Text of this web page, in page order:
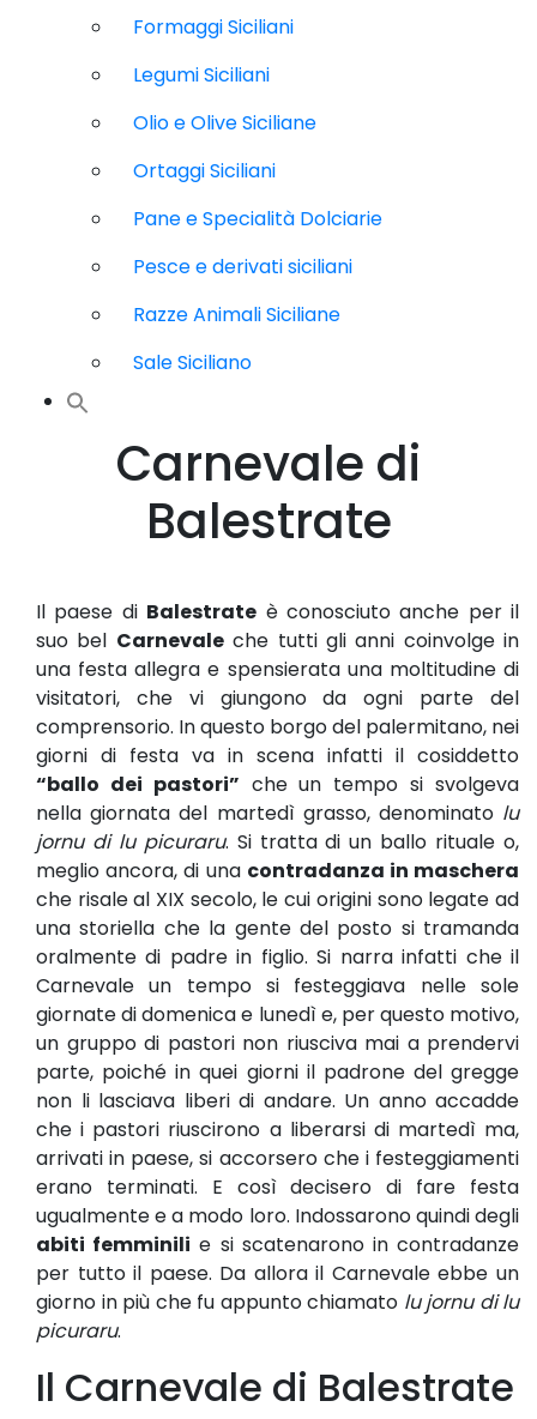
Formaggi Siciliani
Legumi Siciliani
Olio e Olive Siciliane
Ortaggi Siciliani
Pane e Specialità Dolciarie
Pesce e derivati siciliani
Razze Animali Siciliane
Sale Siciliano
Carnevale di
Balestrate
Il paese di Balestrate è conosciuto anche per il
suo bel Carnevaleche tutti gli anni coinvolge in
una festa allegra e spensierata una moltitudine di
visitatori, che vi giungono da ogni parte del
comprensorio. In questo borgo del palermitano, nei
giorni di festa va in scena infatti il cosiddetto
“ballo dei pastori” che un tempo si svolgeva
nella giornata del martedì grasso, denominato lu
jornu di lu picuraru. Si tratta di un ballo rituale o,
meglio ancora, di una contradanza in maschera
che risale al XIX secolo, le cui origini sono legate ad
una storiella che la gente del posto si tramanda
oralmente di padre in figlio. Si narra infatti che il
Carnevale un tempo si festeggiava nelle sole
giornate di domenica e lunedì e, per questo motivo,
un gruppo di pastori non riusciva mai a prendervi
parte, poiché in quei giorni il padrone del gregge
non li lasciava liberi di andare. Un anno accadde
che i pastori riuscirono a liberarsi di martedì ma,
arrivati in paese, si accorsero che i festeggiamenti
erano terminati. E così decisero di fare festa
ugualmente e a modo loro. Indossarono quindi degli
abiti femminili e si scatenarono in contradanze
per tutto il paese. Da allora il Carnevale ebbe un
giorno in più che fu appunto chiamato lu jornu di lu
picuraru.
Il Carnevale di Balestrate